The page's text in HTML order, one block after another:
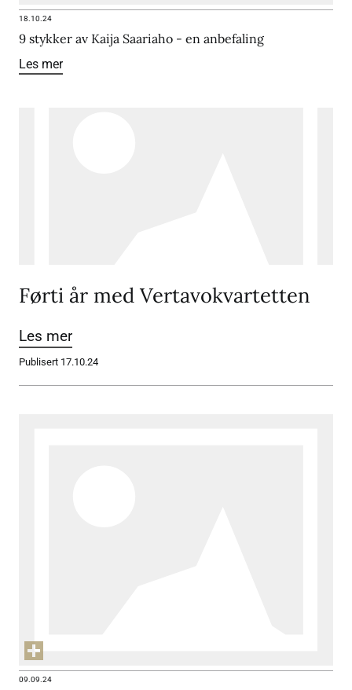
18.10.24
9 stykker av Kaija Saariaho - en anbefaling
Les mer
Førti år med Vertavokvartetten
Les mer
Publisert 17.10.24
09.09.24